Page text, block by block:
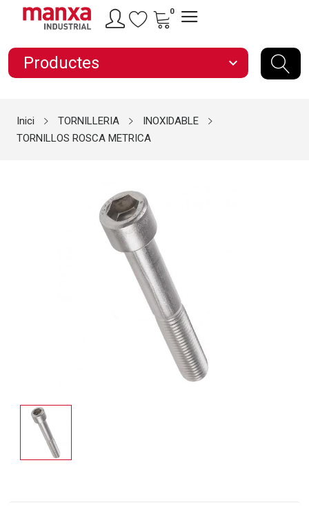
0
Productes expand_more
Inici TORNILLERIA
INOXIDABLE
TORNILLOS ROSCA METRICA